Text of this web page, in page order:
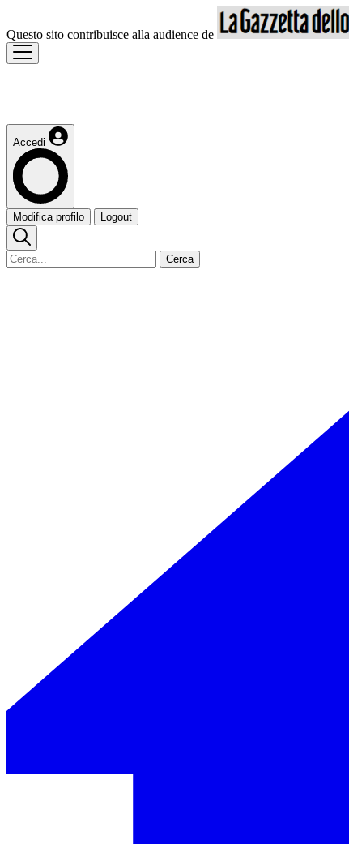
Questo sito contribuisce alla audience de
Accedi
Modifica profilo Logout
Cerca